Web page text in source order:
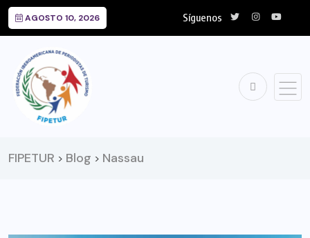
AGOSTO 10, 2026 Síguenos
FIPETUR > Blog > Nassau